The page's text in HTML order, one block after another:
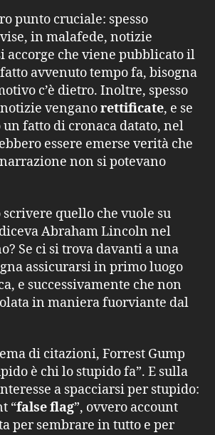
punto cruciale: spesso
in malafede, notizie
accorge che viene pubblicato il
avvenuto tempo fa, bisogna
c’è dietro. Inoltre, spesso
venganorettificate, e se
fatto di cronaca datato, nel
essere emerse verità che
non si potevano
scrivere quello che vuole su
Abraham Lincoln nel
Se ci si trova davanti a una
assicurarsi in primo luogo
e successivamente che non
in maniera fuorviante dal
di citazioni, Forrest Gump
è chi lo stupido fa”. E sulla
a spacciarsi per stupido:
“false flag”, ovvero account
per sembrare in tutto e per